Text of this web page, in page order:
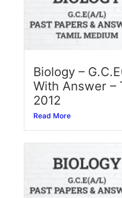
Biology –
With Answer –
2012
Read More